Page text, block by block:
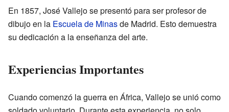
En 1857, José Vallejo se presentó para ser profesor de
dibujo en la Escuela de Minasde Madrid. Esto demuestra
su dedicación a la enseñanza del arte.
Experiencias Importantes
Cuando comenzó la guerra en África, Vallejo se unió como